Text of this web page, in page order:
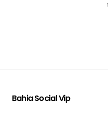
Bahia Social Vip